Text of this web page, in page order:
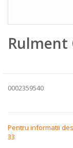
to
the
images
Rulment
0002359540
Pentru informatii
33